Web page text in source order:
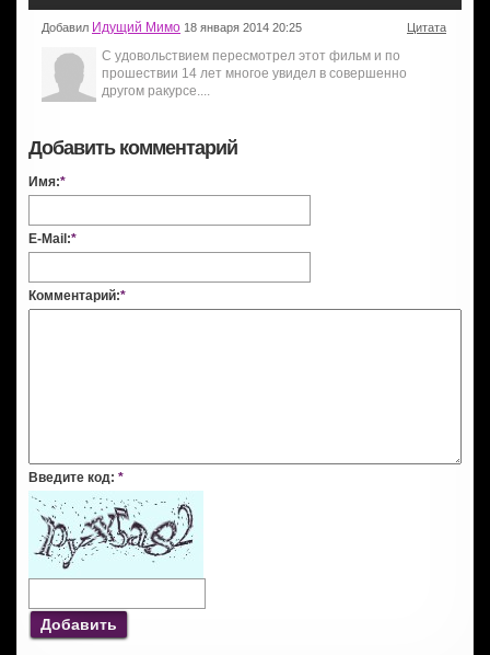
Добавил Идущий Мимо 18 января 2014 20:25 Цитата
С удовольствием пересмотрел этот фильм и по
прошествии 14 лет многое увидел в совершенно
другом ракурсе....
Добавить комментарий
Имя:*
E-Mail:*
Комментарий:*
Введите код: *
Добавить